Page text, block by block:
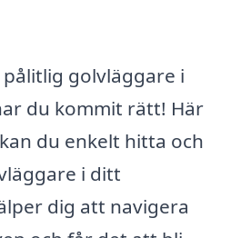
golvläggare i
du kommit rätt! Här
du enkelt hitta och
i ditt
dig att navigera